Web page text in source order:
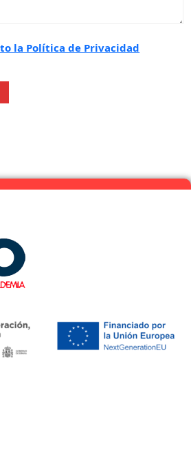
la Política de Privacidad